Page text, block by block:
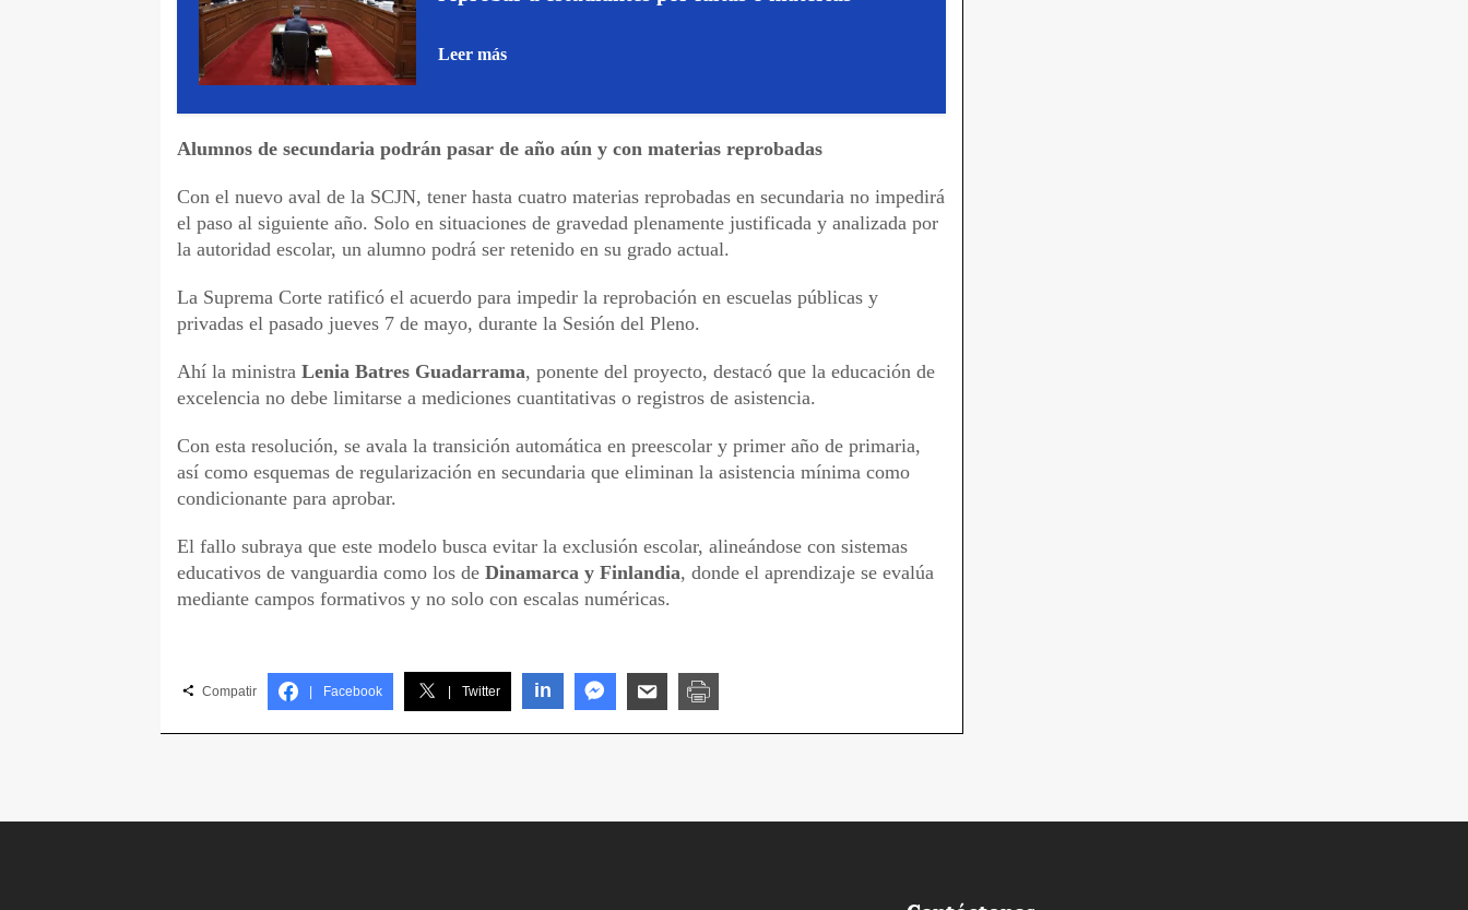
Leer más
Alumnos de secundaria podrán pasar de año aún y con materias reprobadas
Con el nuevo aval de la SCJN, tener hasta cuatro materias reprobadas en secundaria no impedirá
el paso al siguiente año. Solo en situaciones de gravedad plenamente justificada y analizada por
la autoridad escolar, un alumno podrá ser retenido en su grado actual.
La Suprema Corte ratificó el acuerdo para impedir la reprobación en escuelas públicas y
privadas el pasado jueves 7 de mayo, durante la Sesión del Pleno.
Ahí la ministra Lenia Batres Guadarrama, ponente del proyecto, destacó que la educación de
excelencia no debe limitarse a mediciones cuantitativas o registros de asistencia.
Con esta resolución, se avala la transición automática en preescolar y primer año de primaria,
así como esquemas de regularización en secundaria que eliminan la asistencia mínima como
condicionante para aprobar.
El fallo subraya que este modelo busca evitar la exclusión escolar, alineándose con sistemas
educativos de vanguardia como los de Dinamarca y Finlandia, donde el aprendizaje se evalúa
mediante campos formativos y no solo con escalas numéricas.
Compatir | Facebook | Twitter in